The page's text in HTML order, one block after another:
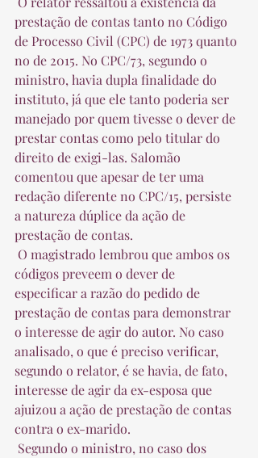
prestação de contas tanto no Código
de Processo Civil (CPC) de 1973 quanto
no de 2015. No CPC/73, segundo o
ministro, havia dupla finalidade do
instituto, já que ele tanto poderia ser
manejado por quem tivesse o dever de
prestar contas como pelo titular do
direito de exigi-las. Salomão
comentou que apesar de ter uma
redação diferente no CPC/15, persiste
a natureza dúplice da ação de
prestação de contas.
códigos preveem o dever de
especificar a razão do pedido de
prestação de contas para demonstrar
o interesse de agir do autor. No caso
analisado, o que é preciso verificar,
segundo o relator, é se havia, de fato,
interesse de agir da ex-esposa que
ajuizou a ação de prestação de contas
contra o ex-marido.